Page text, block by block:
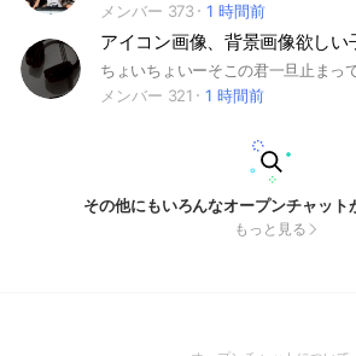
メンバー 373
1 時間前
アイコン画像、背景画像欲しい
メンバー 321
1 時間前
その他にもいろんなオープンチャット
もっと見る